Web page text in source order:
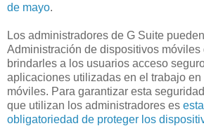
de mayo.
Los administradores de G Suite
Administración de dispositivos móviles
brindarles a los usuarios acceso
aplicaciones utilizadas en el trabajo
móviles. Para garantizar esta
que utilizan los administradores es
obligatoriedad de proteger los